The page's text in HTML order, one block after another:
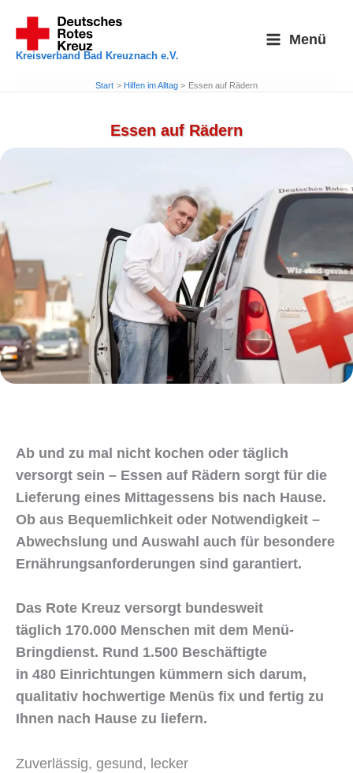
Inhalt
springen
Kreisverband Bad Kreuznach e.V.
Menü
Start Hilfen im Alltag Essen auf Rädern
Essen auf Rädern
Ab und zu mal nicht kochen oder täglich
versorgt sein – Essen auf Rädern sorgt für die
Lieferung eines Mittagessens bis nach Hause.
Ob aus Bequemlichkeit oder Notwendigkeit –
Abwechslung und Auswahl auch für besondere
Ernährungsanforderungen sind garantiert.
Das Rote Kreuz versorgt bundesweit
täglich 170.000 Menschen mit dem Menü-
Bringdienst. Rund 1.500 Beschäftigte
in 480 Einrichtungen kümmern sich darum,
qualitativ hochwertige Menüs fix und fertig zu
Ihnen nach Hause zu liefern.
Zuverlässig, gesund, lecker